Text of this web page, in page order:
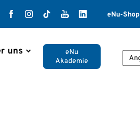
Facebook
Instagram
TikTokYouTube
LinkedIn
eNu-Shop
uns
eNu
Akademie